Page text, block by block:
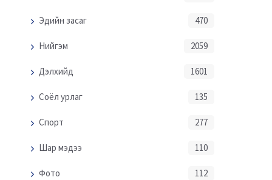
Эдийн засаг 470
Нийгэм 2059
Дэлхийд 1601
Соёл урлаг 135
Спорт 277
Шар мэдээ 110
Фото 112